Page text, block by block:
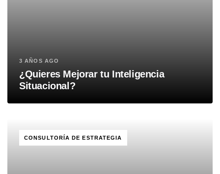
3 AÑOS AGO
¿Quieres Mejorar tu Inteligencia
Situacional?
CONSULTORÍA DE ESTRATEGIA